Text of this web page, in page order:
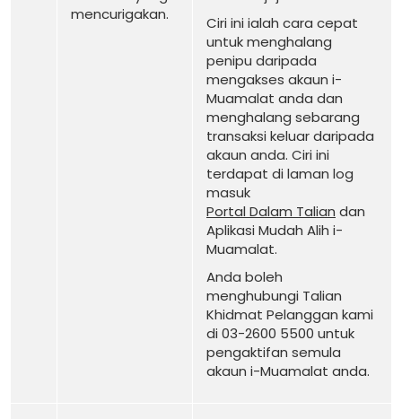
mencurigakan.
Ciri ini ialah cara cepat
untuk menghalang
penipu daripada
mengakses akaun i-
Muamalat anda dan
menghalang sebarang
transaksi keluar daripada
akaun anda. Ciri ini
terdapat di laman log
masuk
Portal Dalam Talian dan
Aplikasi Mudah Alih i-
Muamalat.
Anda boleh
menghubungi Talian
Khidmat Pelanggan kami
di 03-2600 5500 untuk
pengaktifan semula
akaun i-Muamalat anda.